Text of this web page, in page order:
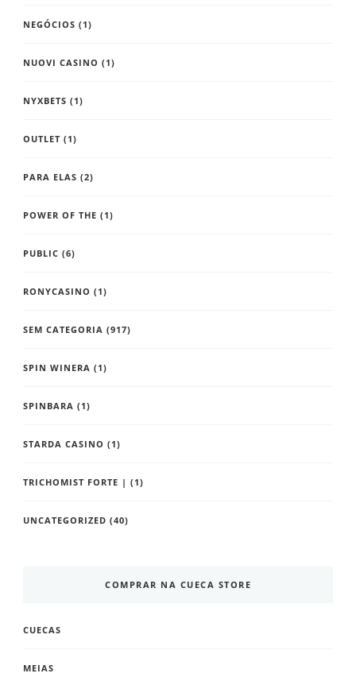
NEGÓCIOS (1)
NUOVI CASINO (1)
NYXBETS (1)
OUTLET (1)
PARA ELAS (2)
POWER OF THE (1)
PUBLIC (6)
RONYCASINO (1)
SEM CATEGORIA (917)
SPIN WINERA (1)
SPINBARA (1)
STARDA CASINO (1)
TRICHOMIST FORTE | (1)
UNCATEGORIZED (40)
COMPRAR NA CUECA STORE
CUECAS
MEIAS